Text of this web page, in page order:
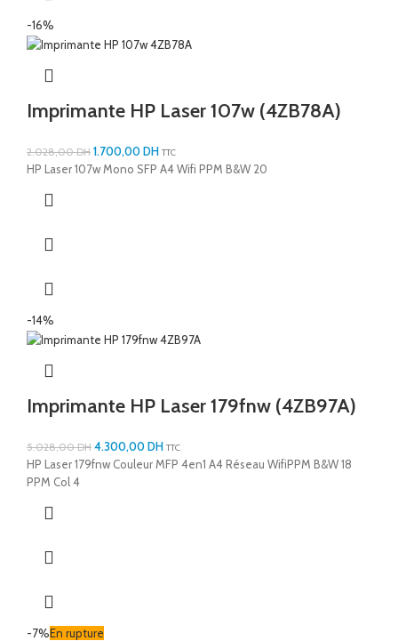
-16%
Imprimante HP Laser 107w (4ZB78A)
2.028,00DH 1.700,00DH TTC
HP Laser 107w Mono SFP A4 Wifi PPM B&W 20
-14%
Imprimante HP Laser 179fnw (4ZB97A)
5.028,00DH 4.300,00DH TTC
HP Laser 179fnw Couleur MFP 4en1 A4 Réseau WifiPPM B&W 18
PPM Col 4
-7%En rupture